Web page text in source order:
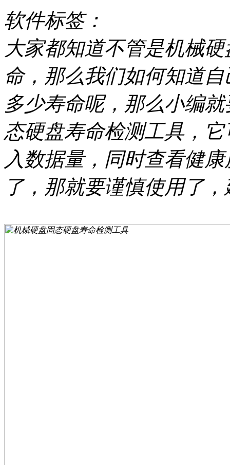
软件标签：
大家都知道不管是机械
命，那么我们如何知道
多少寿命呢，那么小编
态硬盘寿命检测工具，
入数据量，同时查看健
了，那就要谨慎使用了